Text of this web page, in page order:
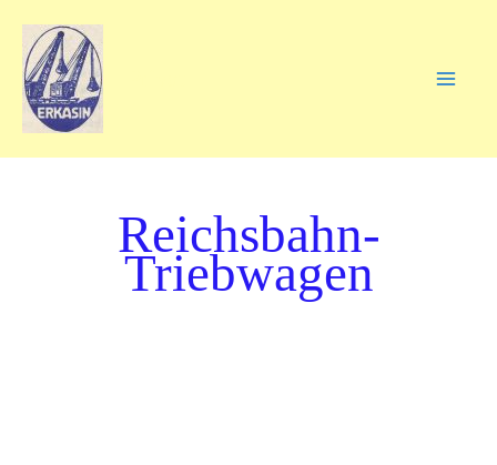
Reichsbahn-
Triebwagen